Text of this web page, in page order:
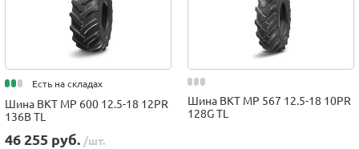
Есть на складах
Шина BKT MP 600 12.5-18 12PR
136B TL
46 255 руб. /шт.
Шина BKT MP 567 12.5-18 10PR
128G TL